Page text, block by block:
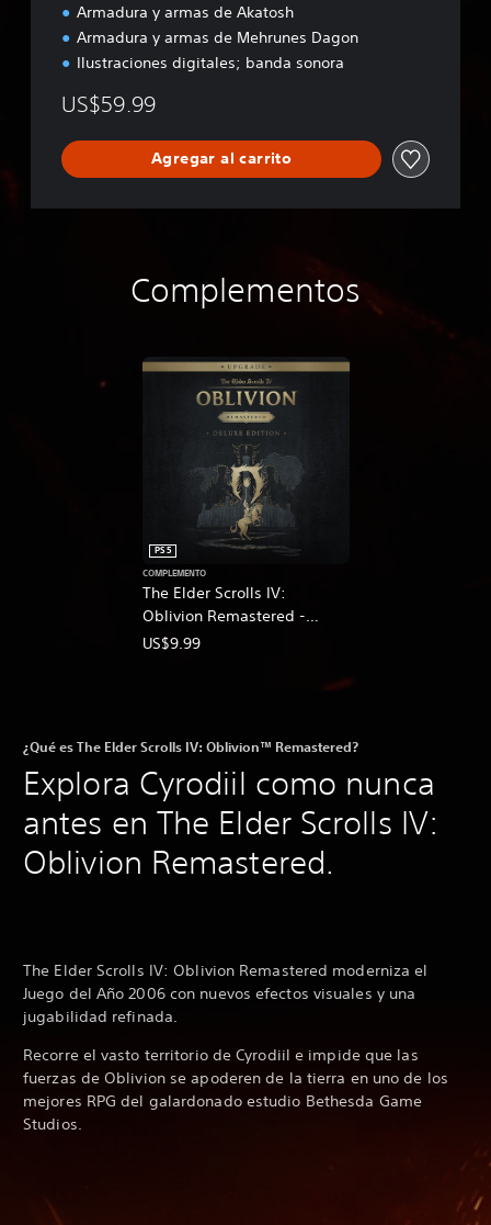
Armadura y armas de Akatosh
Armadura y armas de Mehrunes Dagon
Ilustraciones digitales; banda sonora
US$59.99
Agregar al carrito
Complementos
The Elder Scrolls IV:
Oblivion Remastered -
Deluxe Edition Upgrade
PS5
COMPLEMENTO
US$9.99
¿Qué es The Elder Scrolls IV: Oblivion™ Remastered?
Explora Cyrodiil como nunca
antes en The Elder Scrolls IV:
Oblivion Remastered.
The Elder Scrolls IV: Oblivion Remastered moderniza el
Juego del Año 2006 con nuevos efectos visuales y una
jugabilidad refinada.
Recorre el vasto territorio de Cyrodiil e impide que las
fuerzas de Oblivion se apoderen de la tierra en uno de los
mejores RPG del galardonado estudio Bethesda Game
Studios.